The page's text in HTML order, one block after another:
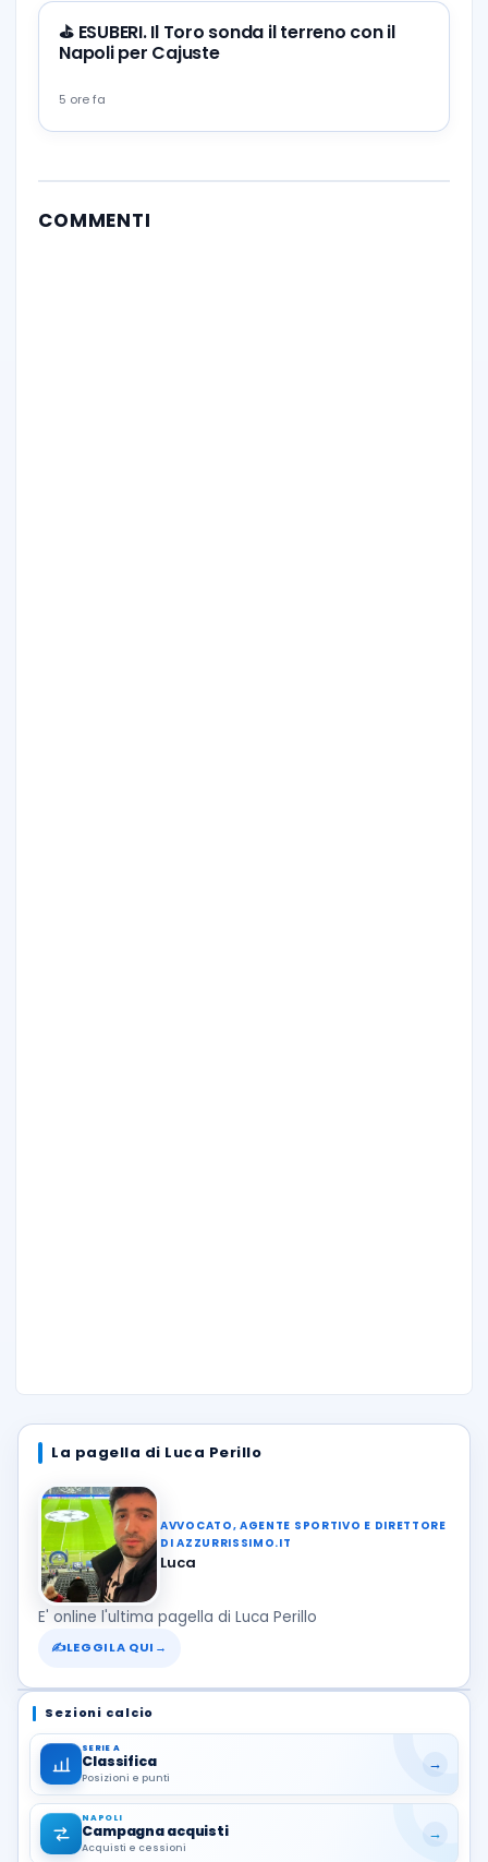
⛳ ESUBERI. Il Toro sonda il terreno con il
Napoli per Cajuste
5 ore fa
COMMENTI
La pagella di Luca Perillo
AVVOCATO, AGENTE SPORTIVO E DIRETTORE
DI AZZURRISSIMO.IT
Luca
E' online l'ultima pagella di Luca Perillo
✍LEGGILA QUI →
Sezioni calcio
SERIE A
Classifica
Posizioni e punti
→
NAPOLI
Campagna acquisti
Acquisti e cessioni
→